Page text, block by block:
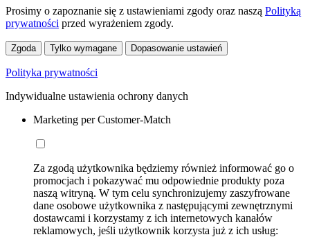
Prosimy o zapoznanie się z ustawieniami zgody oraz naszą Polityką
prywatności przed wyrażeniem zgody.
Zgoda Tylko wymagane Dopasowanie ustawień
Polityka prywatności
Indywidualne ustawienia ochrony danych
Marketing per Customer-Match
Za zgodą użytkownika będziemy również informować go o
promocjach i pokazywać mu odpowiednie produkty poza
naszą witryną. W tym celu synchronizujemy zaszyfrowane
dane osobowe użytkownika z następującymi zewnętrznymi
dostawcami i korzystamy z ich internetowych kanałów
reklamowych, jeśli użytkownik korzysta już z ich usług: